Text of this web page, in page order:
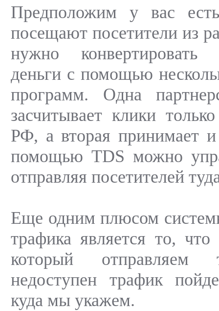
Предположим у вас
посещают посетители из
нужно конвертировать
деньги с помощью
программ. Одна
засчитывает клики
РФ, а вторая принимает
помощью TDS можно
отправляя посетителей
Еще одним плюсом
трафика является то,
который отправляем
недоступен трафик
куда мы укажем.